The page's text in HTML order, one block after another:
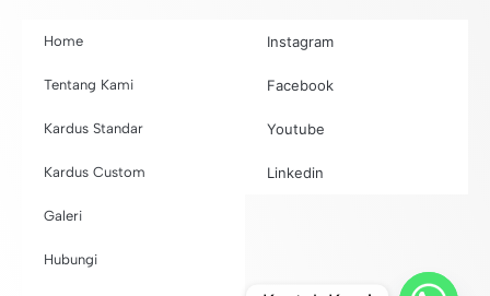
Home
Tentang Kami
Kardus Standar
Kardus Custom
Galeri
Hubungi
Instagram
Facebook
Youtube
Linkedin